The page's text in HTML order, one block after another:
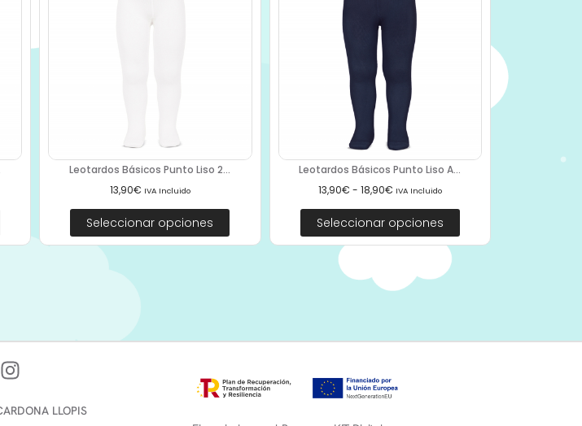
Leotardos Básicos Punto Liso 2...
13,90€ IVA Incluido
Seleccionar opciones
Leotardos Básicos Punto Liso A...
13,90€ - 18,90€ IVA Incluido
Seleccionar opciones
LLOPIS